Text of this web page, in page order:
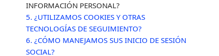
INFORMACIÓN PERSONAL?
5. ¿UTILIZAMOS COOKIES Y OTRAS
TECNOLOGÍAS DE SEGUIMIENTO?
6. ¿CÓMO MANEJAMOS SUS INICIO DE SESIÓN
SOCIAL?